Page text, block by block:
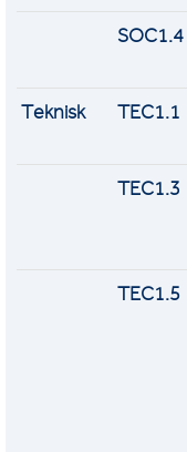
SOC1.4
Teknisk TEC1.1
TEC1.3
TEC1.5